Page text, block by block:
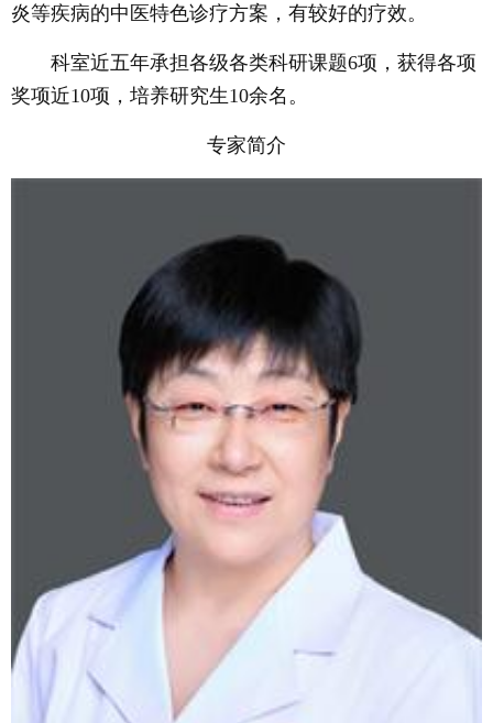
炎等疾病的中医特色诊疗方案，有较好的疗效。
科室近五年承担各级各类科研课题6项，获得各项
奖项近10项，培养研究生10余名。
专家简介